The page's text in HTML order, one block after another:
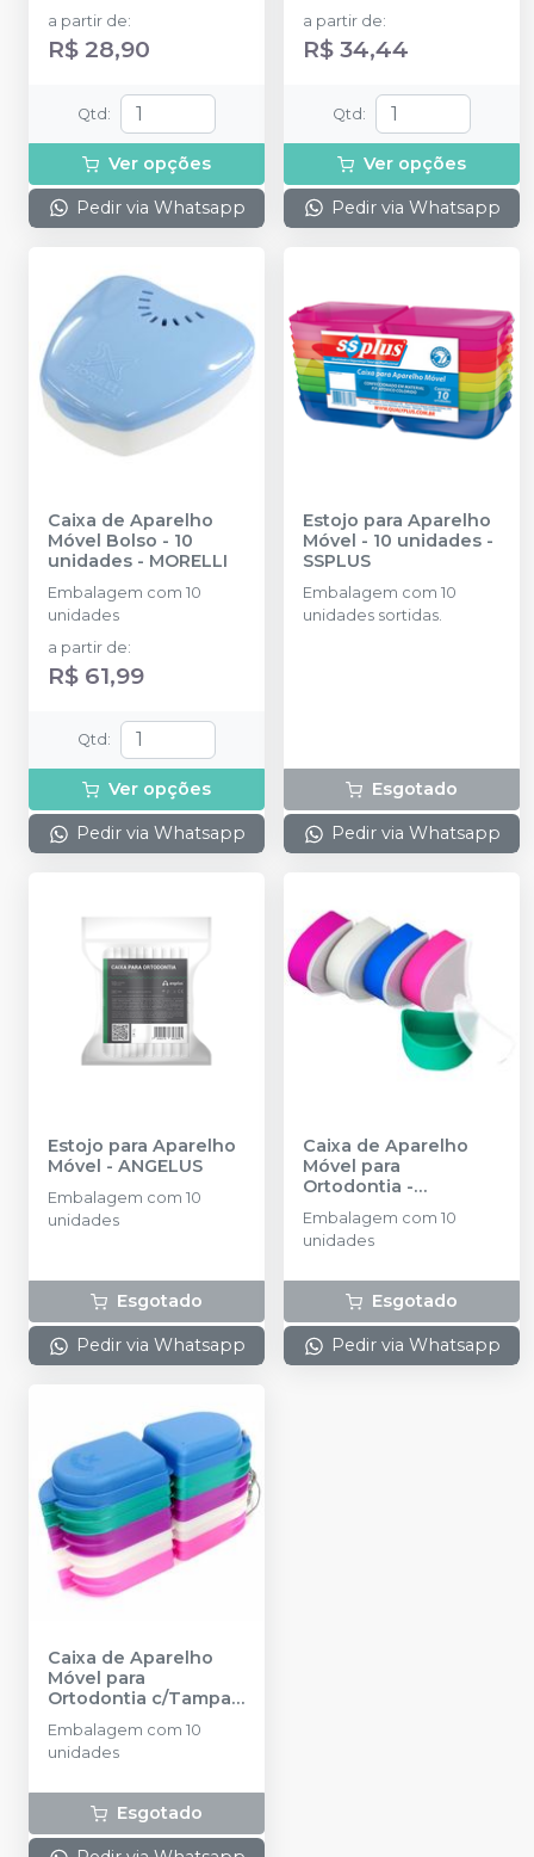
a partir de:
R$ 28,90
Qtd :
Ver opções
Pedir via Whatsapp
a partir de:
R$ 34,44
Qtd :
Ver opções
Pedir via Whatsapp
Caixa de Aparelho
Móvel Bolso - 10
unidades - MORELLI
Embalagem com 10
unidades
a partir de:
R$ 61,99
Qtd :
Ver opções
Pedir via Whatsapp
Estojo para Aparelho
Móvel - 10 unidades -
SSPLUS
Embalagem com 10
unidades sortidas.
Esgotado
Pedir via Whatsapp
Estojo para Aparelho
Móvel - ANGELUS
Embalagem com 10
unidades
Esgotado
Pedir via Whatsapp
Caixa de Aparelho
Móvel para
Ortodontia -
Multicolor - 80.03.004
- MORELLI
Embalagem com 10
unidades
Esgotado
Pedir via Whatsapp
Caixa de Aparelho
Móvel para
Ortodontia c/Tampa
Articulada -
Multicolor - 80.04.001
-MORELLI
Embalagem com 10
unidades
Esgotado